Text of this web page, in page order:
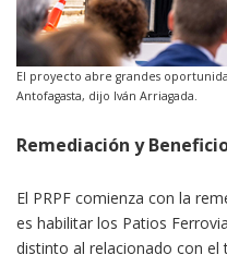
El proyecto abre grandes
Antofagasta, dijo Iván Arriagada.
Remediación y
El PRPF comienza con la
es habilitar los Patios
distinto al relacionado con el